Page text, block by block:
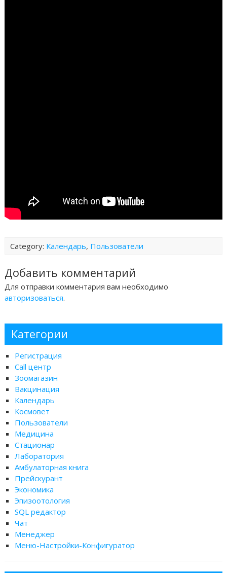
Category: Календарь, Пользователи
Добавить комментарий
Для отправки комментария вам необходимо
авторизоваться.
Категории
Регистрация
Call центр
Зоомагазин
Вакцинация
Календарь
Космовет
Пользователи
Медицина
Стационар
Лаборатория
Амбулаторная книга
Прейскурант
Экономика
Эпизоотология
SQL редактор
Чат
Менеджер
Меню-Настройки-Конфигуратор